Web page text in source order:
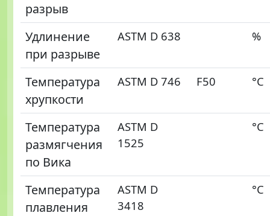
разрыв
Удлинение
при разрыве
ASTM D 638 %
Температура
хрупкости
ASTM D 746 F50 °С
Температура
размягчения
по Вика
ASTM D
1525
°С
Температура
плавления
ASTM D
3418
°С